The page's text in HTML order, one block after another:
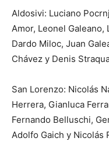
Aldosivi: Luciano
Amor, Leonel Galeano,
Dardo Miloc, Juan
Chávez y Denis
San Lorenzo: Nicolás
Herrera, Gianluca
Fernando Belluschi,
Adolfo Gaich y Nicolás